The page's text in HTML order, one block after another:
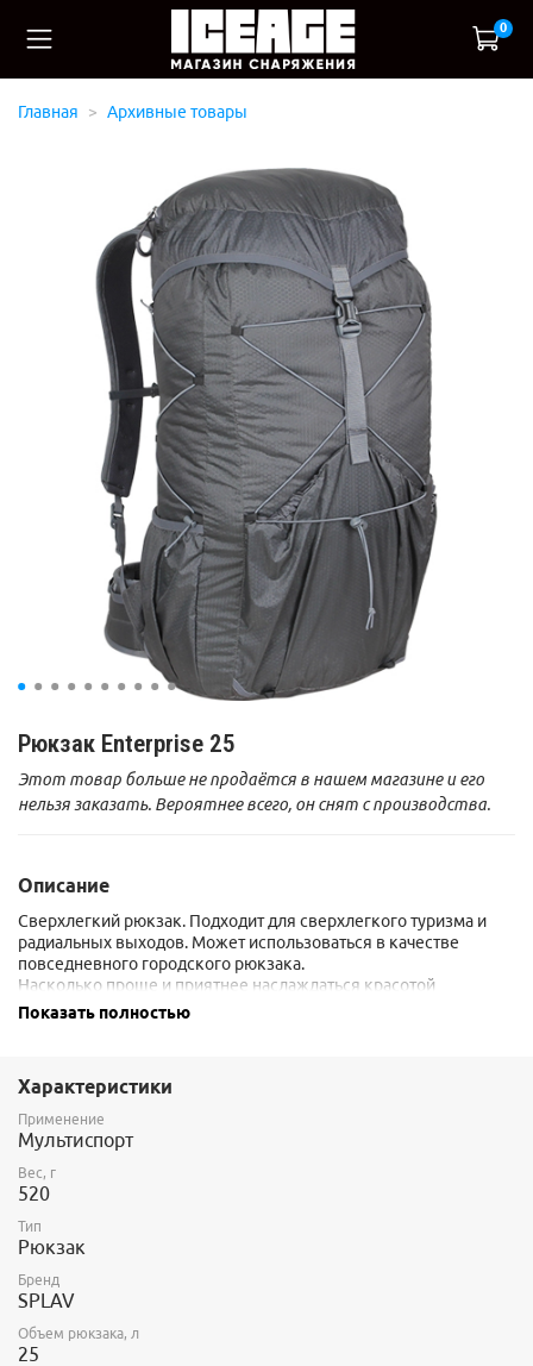
0
Главная Архивные товары
Рюкзак Enterprise 25
Этот товар больше не продаётся в нашем магазине и его
нельзя заказать. Вероятнее всего, он снят с производства.
Описание
Сверхлегкий рюкзак. Подходит для сверхлегкого туризма и
радиальных выходов. Может использоваться в качестве
повседневного городского рюкзака.
Насколько проще и приятнее наслаждаться красотой
окружающего мира, когда рюкзак не слишком оттягивает
сверхлегких рюкзаков, он остается полноценным «боевым»
рюкзаком - достаточно прочным и удобным в переноске.
Снижение веса рюкзака достигается путем использования для
его изготовления прочной, легкой ткани 100% Nylon
HONEYCOMB с двухсторонним силиконовым покрытием (3000
мм. вод.ст.) и выверенной конструкции.
Вес ткани составляет 95 г/м
Пластиковая фурнитура:
Показать полностью
Характеристики
Применение
Мультиспорт
Вес, г
520
Тип
Рюкзак
Бренд
SPLAV
Объем рюкзака, л
25